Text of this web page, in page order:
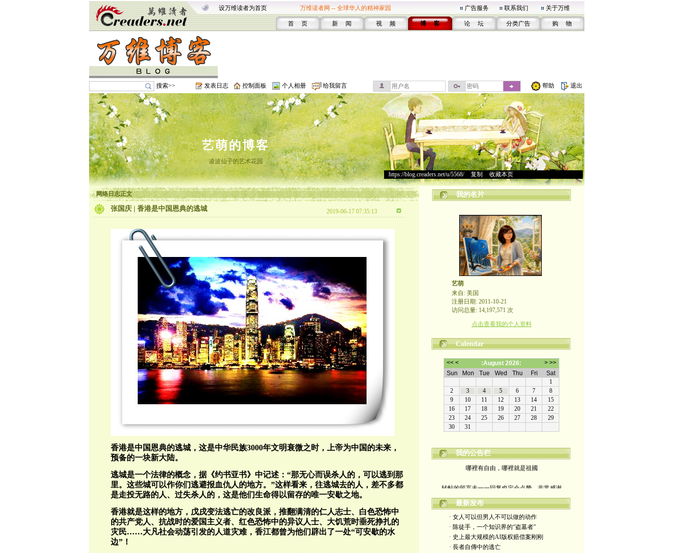
设万维读者为首页 万维读者网 -- 全球华人的精神家园 广告服务 联系我们 关于万维
首 页 新 闻 视 频 博 客 论 坛 分类广告 购 物
搜索>> 发表日志 控制面板 个人相册 给我留言 帮助 退出
艺萌的博客
凌波仙子的艺术花园
https://blog.creaders.net/u/5568/> 复制 收藏本页
网络日志正文
张国庆 | 香港是中国恩典的逃城 2019-06-17 07:35:13
香港是中国恩典的逃城，这是中华民族3000年文明衰微之时，上帝为中国的未来，
预备的一块新大陆。
逃城是一个法律的概念，据《约书亚书》中记述：“那无心而误杀人的，可以逃到那
里。这些城可以作你们逃避报血仇人的地方。”这样看来，往逃城去的人，差不多都
是走投无路的人、过失杀人的，这是他们生命得以留存的唯一安歇之地。
香港就是这样的地方，戊戌变法逃亡的改良派，推翻满清的仁人志士、白色恐怖中
的共产党人、抗战时的爱国主义者、红色恐怖中的异议人士、大饥荒时垂死挣扎的
灾民……大凡社会动荡引发的人道灾难，香江都曾为他们辟出了一处“可安歇的水
边”！
我的名片
艺萌
来自: 美国
注册日期: 2011-10-21
访问总量: 14,197,571 次
点击查看我的个人资料
Calendar
我的公告栏
哪裡有自由，哪裡就是祖國
yimengling53@yahoo.com
有意收藏者请私信我，感谢一贯支持
政治转载不一定代表本人意见
最新发布
· 女人可以但男人不可以做的动作
· 陈徒手，一个知识界的“盗墓者”
· 史上最大规模的AI版权赔偿案刚刚
· 長者自傳中的逃亡